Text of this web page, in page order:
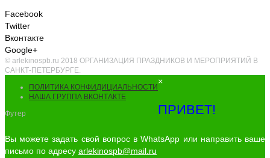
Facebook
Twitter
Вконтакте
Google+
© arlekinospb.ru 2018 ОРГАНИЗАЦИЯ ПРАЗДНИКОВ И МЕРОПРИЯТИЙ В
САНКТ-ПЕТЕРБУРГЕ.
ПОЛИТИКА КОНФИДИЦИАЛЬНОСТИ
НАША ГРУППА ВКОНТАКТЕ
Футер
×
ПРИВЕТ!
Вы можете задать свой вопрос в WhatsApp или направить ваше
письмо по адресу arlekinospb@mail.ru